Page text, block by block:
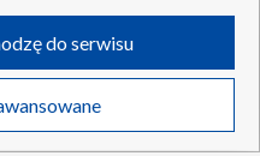
Wideo
nadawcy
TVP
Akcyjna w likwidacji
przez Ciebie
jak adresy IP, identyfikatory
do serwisu